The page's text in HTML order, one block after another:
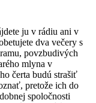
ju v rádiu ani v
dva večery s
povzbudivých
mlyna v
čerta budú strašiť
pretože ich do
spoločnosti